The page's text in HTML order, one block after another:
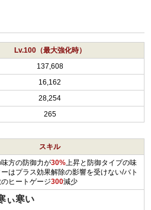
Lv.100（最大強化時）
137,608
16,162
28,254
265
スキル
方の防御力が30%上昇と防御タイプの味
はプラス効果解除の影響を受けない/バト
ヒートゲージ300減少
ぃ寒い